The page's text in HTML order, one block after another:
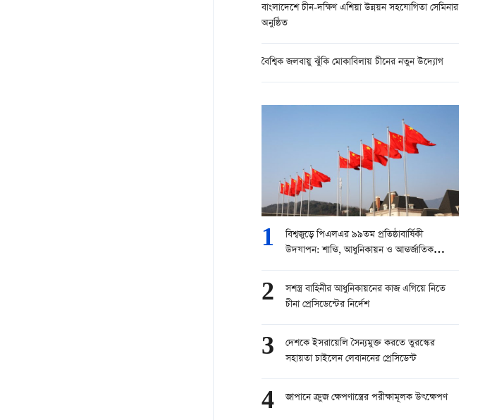
বাংলাদেশে চীন-দক্ষিণ এশিয়া উন্নয়ন সহযোগিতা সেমিনার
অনুষ্ঠিত
বৈশ্বিক জলবায়ু ঝুঁকি মোকাবিলায় চীনের নতুন উদ্যোগ
1
বিশ্বজুড়ে পিএলএর ৯৯তম প্রতিষ্ঠাবার্ষিকী
উদযাপন: শান্তি, আধুনিকায়ন ও আন্তর্জাতিক
2
সশস্ত্র বাহিনীর আধুনিকায়নের কাজ এগিয়ে নিতে
চীনা প্রেসিডেন্টের নির্দেশ
3
দেশকে ইসরায়েলি সৈন্যমুক্ত করতে তুরস্কের
সহায়তা চাইলেন লেবাননের প্রেসিডেন্ট
4 জাপানে ক্রুজ ক্ষেপণাস্ত্রের পরীক্ষামূলক উৎক্ষেপণ